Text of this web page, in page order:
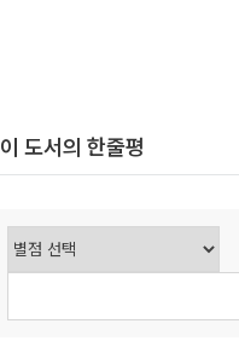
이 도서의 한줄평